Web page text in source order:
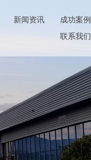
新闻资讯
成功案例
联系我们